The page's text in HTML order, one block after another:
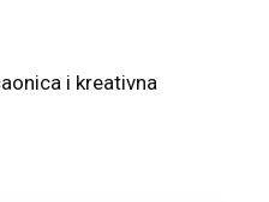
i kreativna